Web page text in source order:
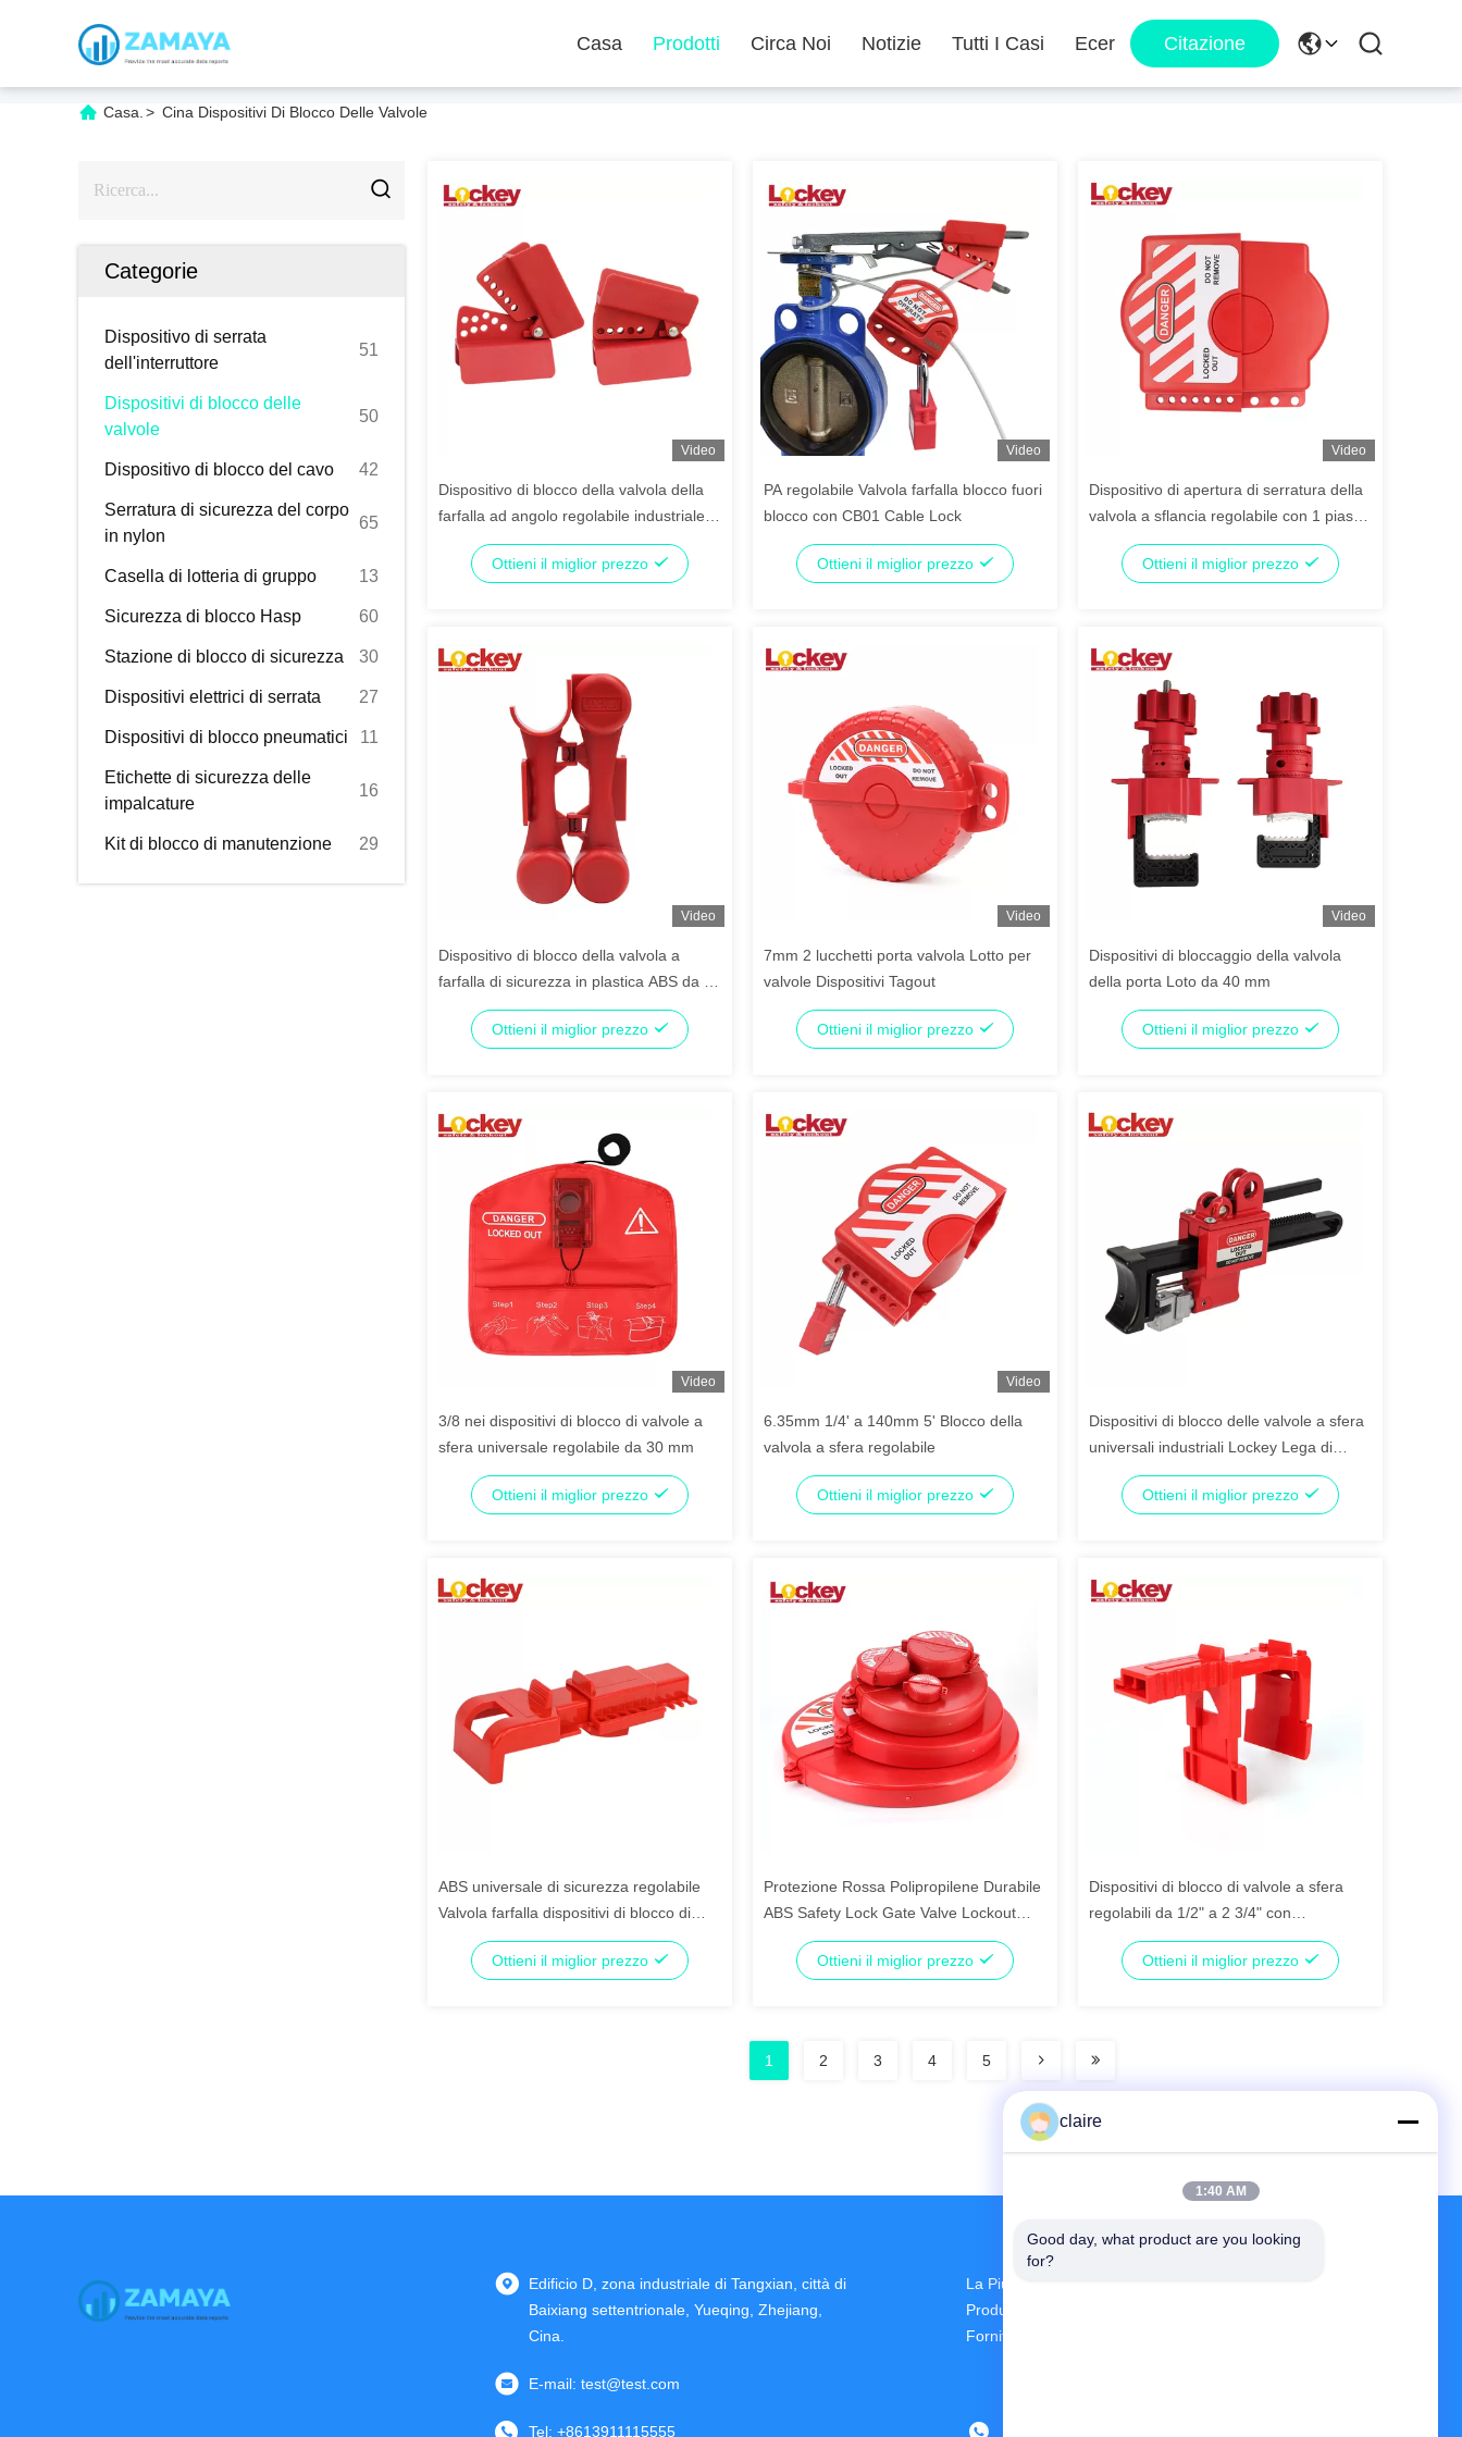
Casa Prodotti Circa Noi Notizie Tutti I Casi Ecer Citazione
Casa. > Cina Dispositivi Di Blocco Delle Valvole
Categorie
Dispositivo di serrata
dell'interruttore
51
Dispositivi di blocco delle
valvole
50
Dispositivo di blocco del cavo 42
Serratura di sicurezza del corpo
in nylon
65
Casella di lotteria di gruppo 13
Sicurezza di blocco Hasp 60
Stazione di blocco di sicurezza 30
Dispositivi elettrici di serrata 27
Dispositivi di blocco pneumatici 11
Etichette di sicurezza delle
impalcature
16
Kit di blocco di manutenzione 29
Video
Dispositivo di blocco della valvola della
farfalla ad angolo regolabile industriale
15-36 con cavo CB01
Ottieni il miglior prezzo
Video
PA regolabile Valvola farfalla blocco fuori
blocco con CB01 Cable Lock
Ottieni il miglior prezzo
Video
Dispositivo di apertura di serratura della
valvola a sflancia regolabile con 1 piastra
posteriore ausiliaria di serratura
Ottieni il miglior prezzo
Video
Dispositivo di blocco della valvola a
farfalla di sicurezza in plastica ABS da 8
Ottieni il miglior prezzo
Video
7mm 2 lucchetti porta valvola Lotto per
valvole Dispositivi Tagout
Ottieni il miglior prezzo
Video
Dispositivi di bloccaggio della valvola
della porta Loto da 40 mm
Ottieni il miglior prezzo
Video
3/8 nei dispositivi di blocco di valvole a
sfera universale regolabile da 30 mm
Ottieni il miglior prezzo
Video
6.35mm 1/4' a 140mm 5' Blocco della
valvola a sfera regolabile
Ottieni il miglior prezzo
Dispositivi di blocco delle valvole a sfera
universali industriali Lockey Lega di
zinco con 1 lucchetto
Ottieni il miglior prezzo
ABS universale di sicurezza regolabile
Valvola farfalla dispositivi di blocco di
blocco Tagout blocchi
Ottieni il miglior prezzo
Protezione Rossa Polipropilene Durabile
ABS Safety Lock Gate Valve Lockout
Tagout
Ottieni il miglior prezzo
Dispositivi di blocco di valvole a sfera
regolabili da 1/2" a 2 3/4" con
piattaforma del piede anteriore e
posterioreOttieni il miglior prezzo
1 2 3 4 5
Edificio D, zona industriale di Tangxian, città di
Baixiang settentrionale, Yueqing, Zhejiang,
Cina.
E-mail: test@test.com
Tel: +8613911115555
La Più Grande Ricerca E Sviluppo E
Produzione Circuit Breaker Lockout Device
Fornitore In Cina
claire
1:40 AM
Good day, what product are you looking
for?